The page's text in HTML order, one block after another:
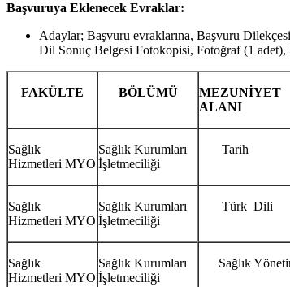
Başvuruya Eklenecek Evraklar:
Adaylar; Başvuru evraklarına, Başvuru
Dil Sonuç Belgesi Fotokopisi, Fotoğraf (1 adet),
FAKÜLTE BÖLÜMÜ
MEZUNİYET
ALANI
Sağlık
Hizmetleri MYO
Sağlık Kurumları
İşletmeciliği
Tarih
Sağlık
Hizmetleri MYO
Sağlık Kurumları
İşletmeciliği
Türk Dili
Sağlık
Hizmetleri MYO
Sağlık Kurumları
İşletmeciliği
Sağlık